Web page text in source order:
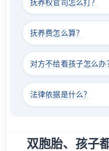
抚养权官司怎么打？
抚养费怎么算？
对方不给看孩子怎么办
法律依据是什么？
双胞胎、孩子